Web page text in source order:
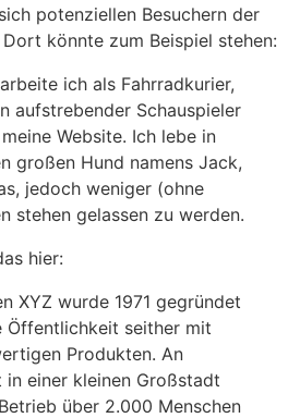
potenziellen Besuchern der
könnte zum Beispiel stehen:
ich als Fahrradkurier,
aufstrebender Schauspieler
Website. Ich lebe in
großen Hund namens Jack,
jedoch weniger (ohne
stehen gelassen zu werden.
hier:
XYZ wurde 1971 gegründet
Öffentlichkeit seither mit
Produkten. An
in einer kleinen Großstadt
über 2.000 Menschen